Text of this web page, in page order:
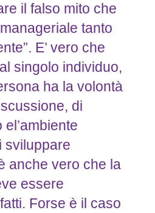
il falso mito che
tanto
E’ vero che
singolo individuo,
ha la volontà
di
el’ambiente
sviluppare
anche vero che la
essere
Forse è il caso